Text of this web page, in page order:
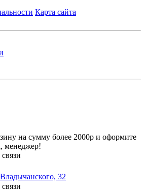
Карта сайта
на сумму более 2000р и оформите
менеджер!
32